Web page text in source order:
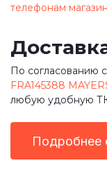
телефонам
По согласованию
FRA145388
любую удобную
Подробнее